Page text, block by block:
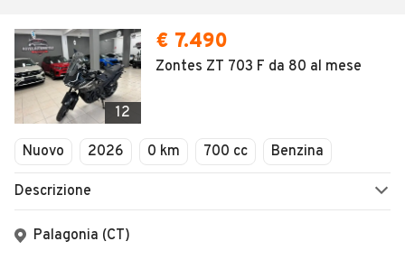
12
€ 7.490
Zontes ZT 703 F da 80 al mese
Nuovo 2026 0 km 700 cc Benzina
Descrizione
Palagonia (CT)